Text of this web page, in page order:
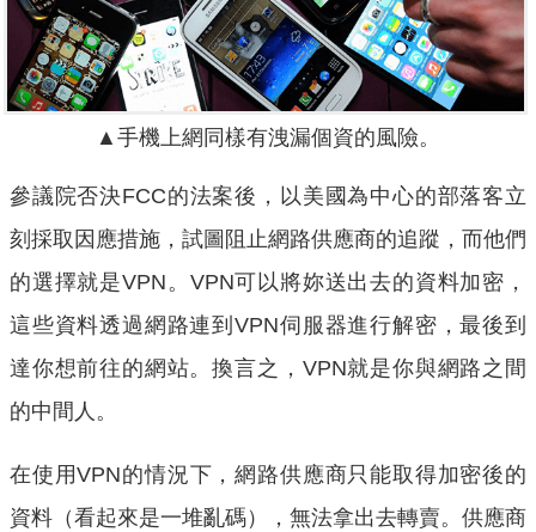
▲手機上網同樣有洩漏個資的風險。
參議院否決FCC的法案後，以美國為中心的部落客立
刻採取因應措施，試圖阻止網路供應商的追蹤，而他們
的選擇就是VPN。VPN可以將妳送出去的資料加密，
這些資料透過網路連到VPN伺服器進行解密，最後到
達你想前往的網站。換言之，VPN就是你與網路之間
的中間人。
在使用VPN的情況下，網路供應商只能取得加密後的
資料（看起來是一堆亂碼），無法拿出去轉賣。供應商